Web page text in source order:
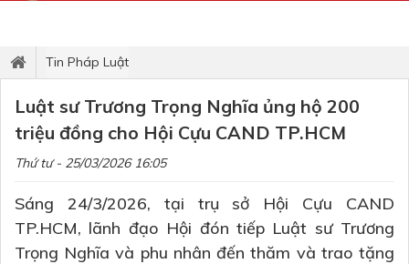
Tin Pháp Luật
Luật sư Trương Trọng Nghĩa ủng hộ 200
triệu đồng cho Hội Cựu CAND TP.HCM
Thứ tư - 25/03/2026 16:05
Sáng 24/3/2026, tại trụ sở Hội Cựu CAND
TP.HCM, lãnh đạo Hội đón tiếp Luật sư Trương
Trọng Nghĩa và phu nhân đến thăm và trao tặng